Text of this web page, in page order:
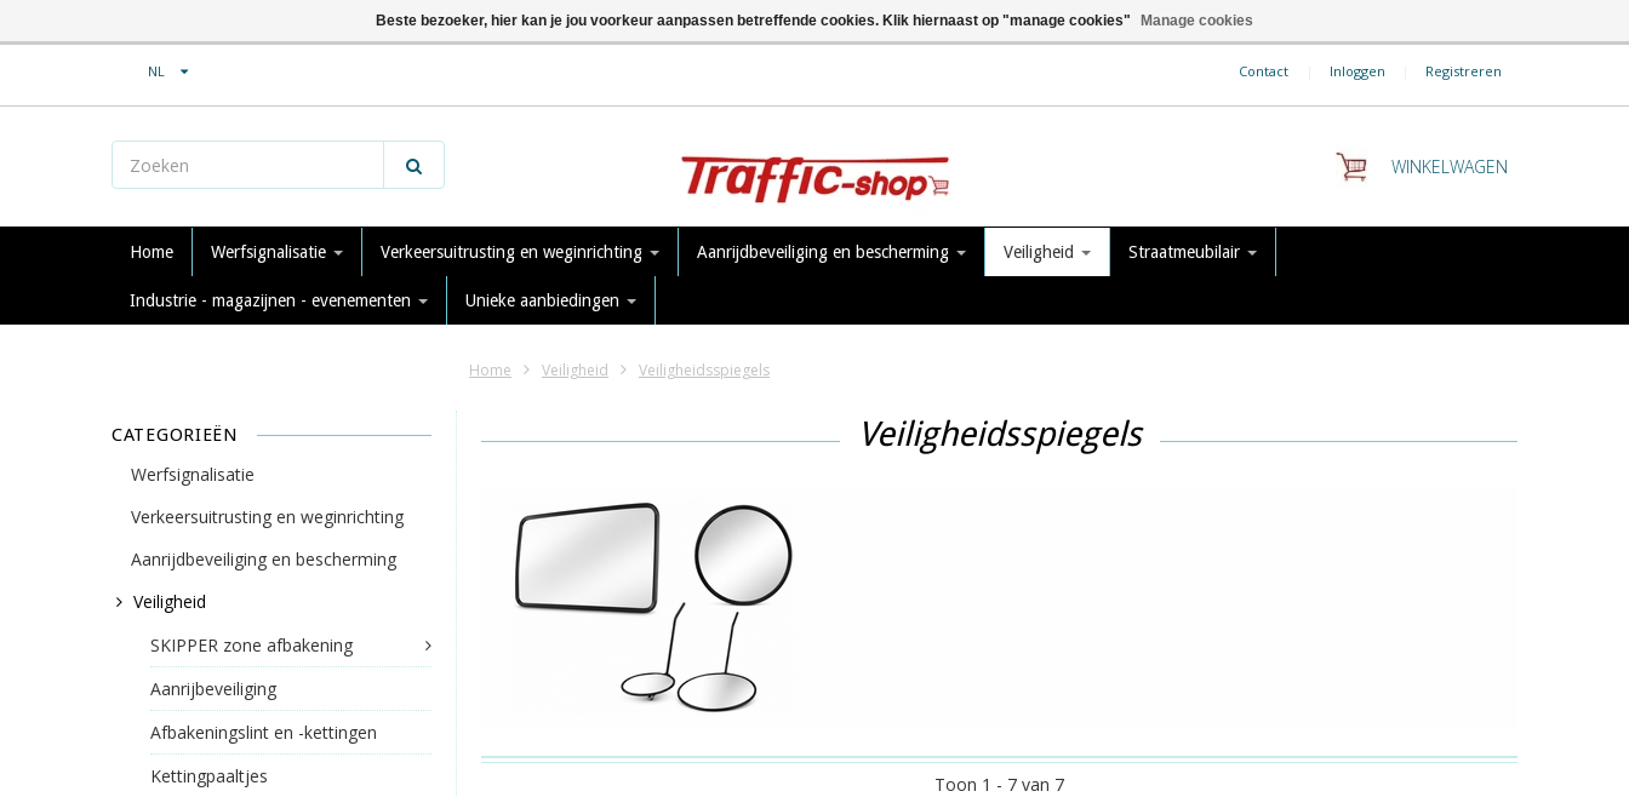
NL Contact | Inloggen | Registreren
WINKELWAGEN
Home Werfsignalisatie Verkeersuitrusting en weginrichting Aanrijdbeveiliging en bescherming Veiligheid Straatmeubilair
Industrie - magazijnen - evenementen Unieke aanbiedingen
Home Veiligheid Veiligheidsspiegels
CATEGORIEËN
Werfsignalisatie
Verkeersuitrusting en weginrichting
Aanrijdbeveiliging en bescherming
Veiligheid
SKIPPER zone afbakening
Aanrijbeveiliging
Afbakeningslint en -kettingen
Kettingpaaltjes
Veiligheidsspiegels
Toon 1 - 7 van 7
Beste bezoeker, hier kan je jou voorkeur aanpassen betreffende cookies. Klik hiernaast op "manage cookies" Manage cookies